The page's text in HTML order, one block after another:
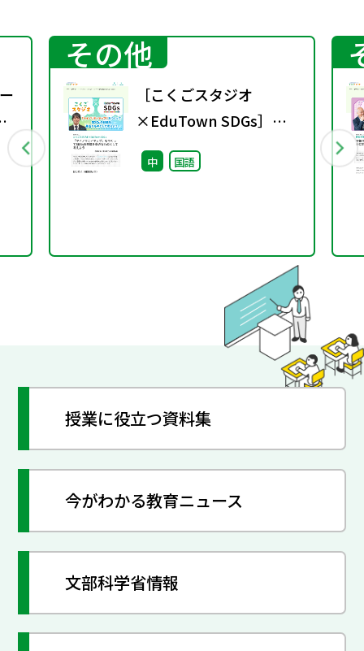
その他
［こくごスタジオ
×EduTown SDGs］
「マイノリティマップ」
をつくってSDGsの目標
中 国語
授業に役立つ資料集
今がわかる教育ニュース
文部科学省情報